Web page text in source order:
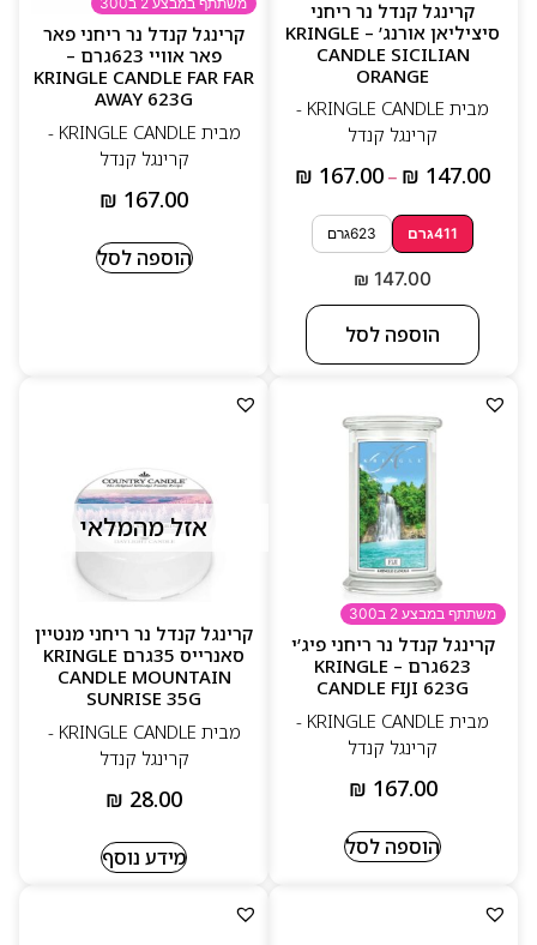
קרינגל קנדל נר ריחני
סיציליאן אורנג’ – KRINGLE
CANDLE SICILIAN
ORANGE
מבית KRINGLE CANDLE -
קרינגל קנדל
₪ 147.00
–
₪ 167.00
411גרם 623גרם
₪ 147.00
הוספה לסל
קרינגל קנדל נר ריחני פאר
פאר אוויי 623גרם –
KRINGLE CANDLE FAR FAR
AWAY 623G
מבית KRINGLE CANDLE -
קרינגל קנדל
₪ 167.00
הוספה לסל
משתתף במבצע 2 ב300
קרינגל קנדל נר ריחני פיג’י
623גרם – KRINGLE
CANDLE FIJI 623G
מבית KRINGLE CANDLE -
קרינגל קנדל
₪ 167.00
הוספה לסל
אזל מהמלאי
קרינגל קנדל נר ריחני מנטיין
סאנרייס 35גרם KRINGLE
CANDLE MOUNTAIN
SUNRISE 35G
מבית KRINGLE CANDLE -
קרינגל קנדל
₪ 28.00
מידע נוסף